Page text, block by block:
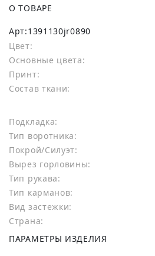
О ТОВАРЕ
Арт:1391130jr0890
Цвет:
Основные цвета:
Принт:
Состав ткани:
Подкладка:
Тип воротника:
Покрой/Силуэт:
Вырез горловины:
Тип рукава:
Тип карманов:
Вид застежки:
Страна:
ПАРАМЕТРЫ ИЗДЕЛИЯ